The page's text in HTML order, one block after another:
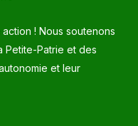
! Nous soutenons
Petite-Patrie et des
et leur